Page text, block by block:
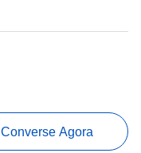
Converse Agora